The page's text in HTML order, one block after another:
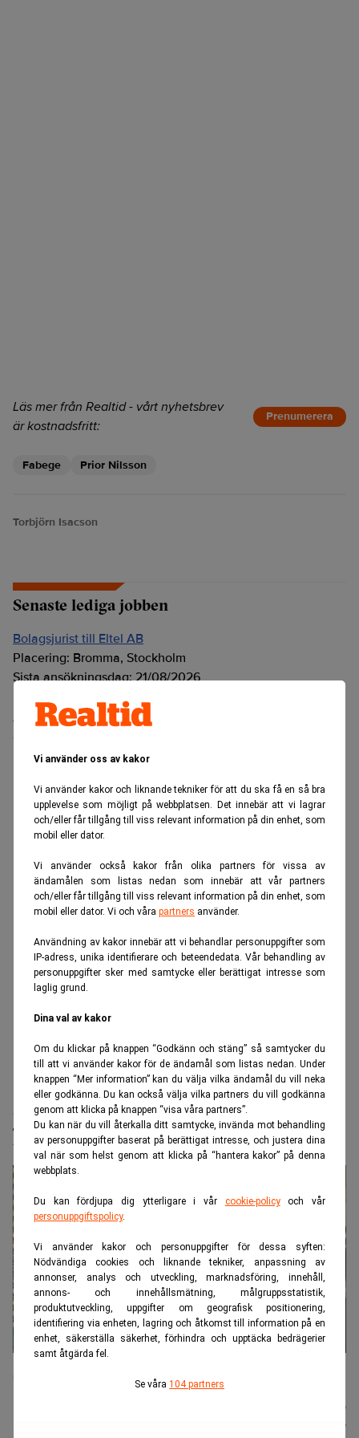
Vi använder oss av kakor
Vi använder kakor och liknande tekniker för att du ska få en så bra
upplevelse som möjligt på webbplatsen. Det innebär att vi lagrar
och/eller får tillgång till viss relevant information på din enhet, som
mobil eller dator.
Vi använder också kakor från olika partners för vissa av
ändamålen som listas nedan som innebär att vår partners
och/eller får tillgång till viss relevant information på din enhet, som
mobil eller dator. Vi och våra partners använder.
Användning av kakor innebär att vi behandlar personuppgifter som
IP-adress, unika identifierare och beteendedata. Vår behandling av
personuppgifter sker med samtycke eller berättigat intresse som
laglig grund.
Dina val av kakor
Om du klickar på knappen “Godkänn och stäng” så samtycker du
till att vi använder kakor för de ändamål som listas nedan. Under
knappen “Mer information” kan du välja vilka ändamål du vill neka
eller godkänna. Du kan också välja vilka partners du vill godkänna
genom att klicka på knappen “visa våra partners”.
Du kan när du vill återkalla ditt samtycke, invända mot behandling
av personuppgifter baserat på berättigat intresse, och justera dina
val när som helst genom att klicka på “hantera kakor” på denna
webbplats.
Du kan fördjupa dig ytterligare i vår cookie-policyoch vår
personuppgiftspolicy.
Vi använder kakor och personuppgifter för dessa syften:
Nödvändiga cookies och liknande tekniker, anpassning av
annonser, analys och utveckling, marknadsföring, innehåll,
annons- och innehållsmätning, målgruppsstatistik,
produktutveckling, uppgifter om geografisk positionering,
identifiering via enheten, lagring och åtkomst till information på en
enhet, säkerställa säkerhet, förhindra och upptäcka bedrägerier
samt åtgärda fel.
Se våra 104 partners
Läs mer från Realtid - vårt nyhetsbrev
är kostnadsfritt:
Prenumerera
Fabege Prior Nilsson
Torbjörn Isacson
Senaste lediga jobben
Bolagsjurist till Eltel AB
Placering: Bromma, Stockholm
Sista ansökningsdag:21/08/2026
Medarbetare inom Intern styrning och kontroll till Alecta
Sista ansökningsdag:
ANNONS
Realtid.se Börs & finans
Jättenotering på Nasdaq – största
utländska någonsin
När Hynix tar klivet in på Nasdaq är det med buller och bång och
stort investerarintresse. (Foto: Ahn Young-joon/AP/TT).
10 juli 2026
10 juli 2026